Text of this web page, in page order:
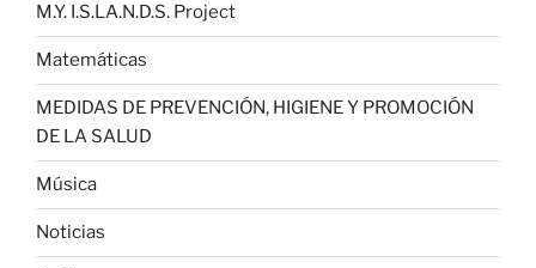
M.Y. I.S.LA.N.D.S. Project
Matemáticas
MEDIDAS DE PREVENCIÓN, HIGIENE Y PROMOCIÓN
DE LA SALUD
Música
Noticias